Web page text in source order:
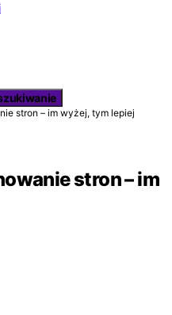
stron – im wyżej, tym lepiej
stron – im